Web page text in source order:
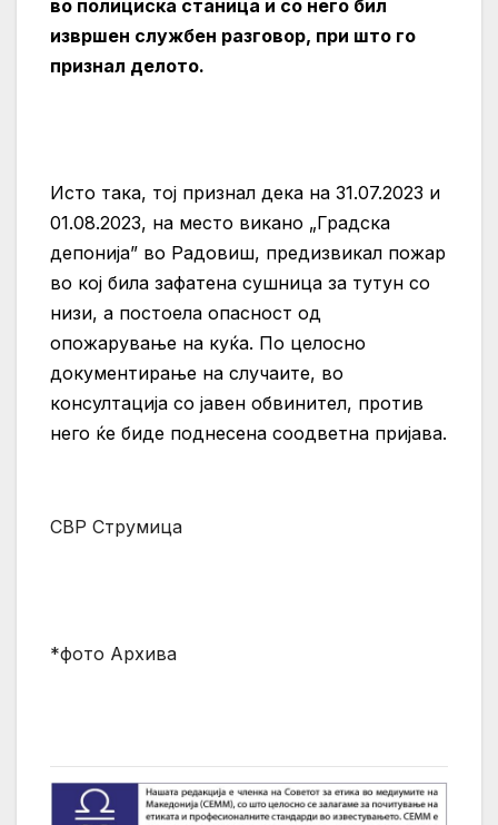
во полициска станица и со него бил
извршен службен разговор, при што го
признал делото.
Исто така, тој признал дека на 31.07.2023 и
01.08.2023, на место викано „Градска
депонија” во Радовиш, предизвикал пожар
во кој била зафатена сушница за тутун со
низи, а постоела опасност од
опожарување на куќа. По целосно
документирање на случаите, во
консултација со јавен обвинител, против
него ќе биде поднесена соодветна пријава.
СВР Струмица
*фото Архива